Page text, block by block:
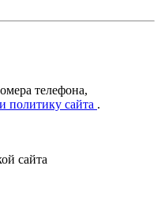
телефона,
политику сайта .
сайта